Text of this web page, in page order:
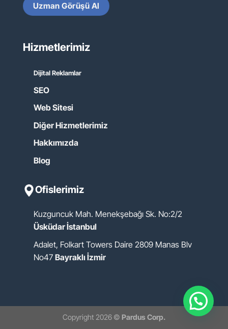
Uzman Görüşü Al
Hizmetlerimiz
Dijital Reklamlar
SEO
Web Sitesi
Diğer Hizmetlerimiz
Hakkımızda
Blog
Ofislerimiz
Kuzguncuk Mah. Menekşebağı Sk. No:2/2
Üsküdar İstanbul
Adalet, Folkart Towers Daire 2809 Manas Blv
No47 Bayraklı İzmir
Copyright 2026 © Pardus Corp.